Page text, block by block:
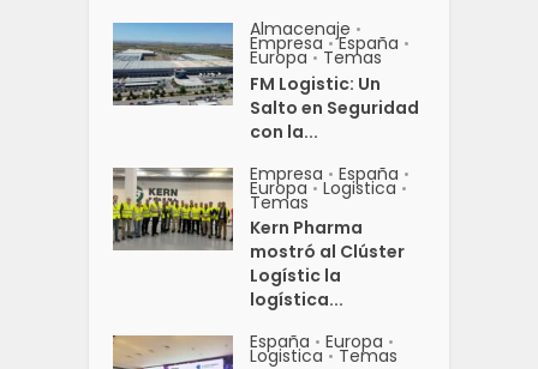
Almacenaje •
Empresa • España •
Europa • Temas
FM Logistic: Un
Salto en Seguridad
con la...
Empresa • España •
Europa • Logistica •
Temas
Kern Pharma
mostró al Clúster
Logístic la
logística...
España • Europa •
Logistica • Temas